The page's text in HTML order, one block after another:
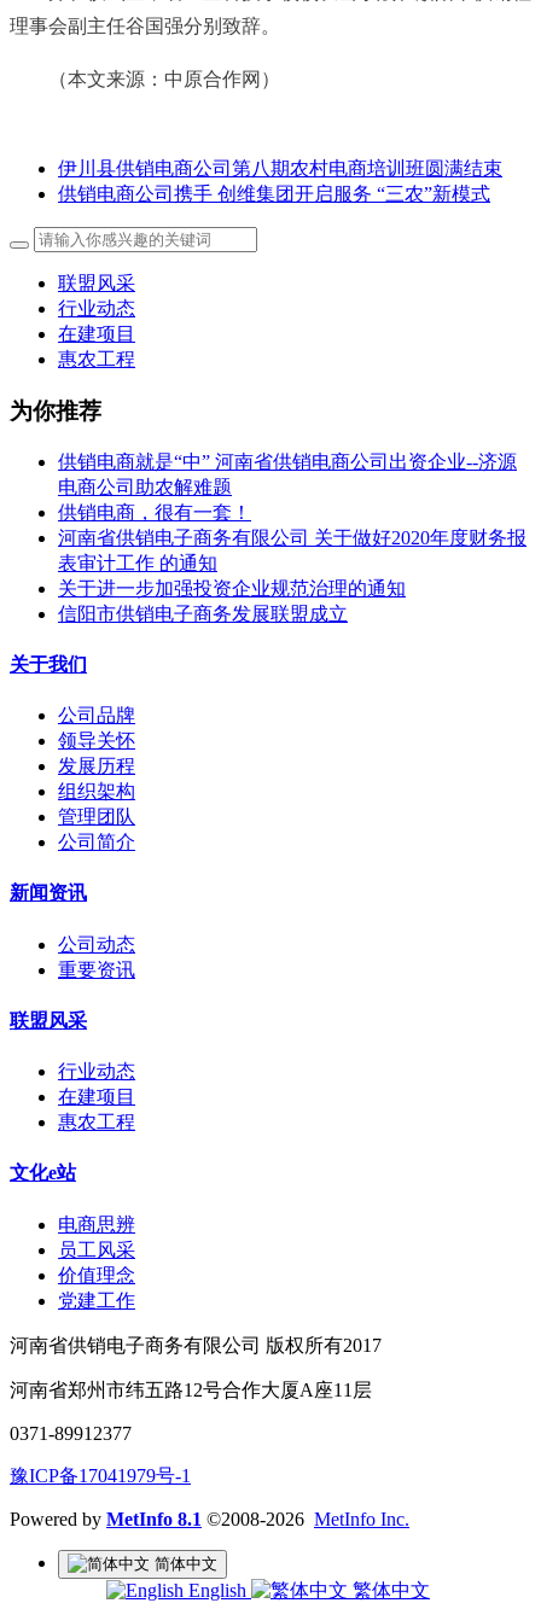
理事会副主任谷国强分别致辞。
（本文来源：中原合作网）
伊川县供销电商公司第八期农村电商培训班圆满结束
供销电商公司携手 创维集团开启服务 “三农”新模式
联盟风采
行业动态
在建项目
惠农工程
为你推荐
供销电商就是“中” 河南省供销电商公司出资企业--济源
电商公司助农解难题
供销电商，很有一套！
河南省供销电子商务有限公司 关于做好2020年度财务报
表审计工作 的通知
关于进一步加强投资企业规范治理的通知
信阳市供销电子商务发展联盟成立
关于我们
公司品牌
领导关怀
发展历程
组织架构
管理团队
公司简介
新闻资讯
公司动态
重要资讯
联盟风采
行业动态
在建项目
惠农工程
文化e站
电商思辨
员工风采
价值理念
党建工作
河南省供销电子商务有限公司 版权所有2017
河南省郑州市纬五路12号合作大厦A座11层
0371-89912377
豫ICP备17041979号-1
Powered by MetInfo 8.1 ©2008-2026 MetInfo Inc.
简体中文
English 繁体中文